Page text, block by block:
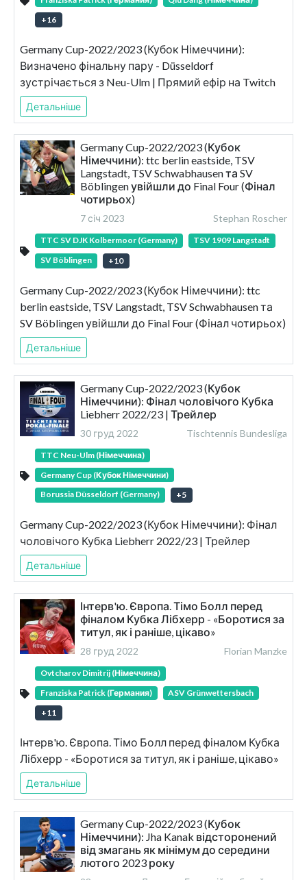
+16
Germany Cup-2022/2023 (Кубок Німеччини):
Визначено фінальну пару - Düsseldorf
зустрічається з Neu-Ulm | Прямий ефір на Twitch
Детальніше
Germany Cup-2022/2023 (Кубок
Німеччини): ttc berlin eastside, TSV
Langstadt, TSV Schwabhausen та SV
Böblingen увійшли до Final Four (Фінал
чотирьох)
7 січ 2023 Stephan Roscher
TTC SV DJK Kolbermoor (Germany)
TSV 1909 Langstadt
SV Böblingen
+10
Germany Cup-2022/2023 (Кубок Німеччини): ttc
berlin eastside, TSV Langstadt, TSV Schwabhausen та
SV Böblingen увійшли до Final Four (Фінал чотирьох)
Детальніше
Germany Cup-2022/2023 (Кубок
Німеччини): Фінал чоловічого Кубка
Liebherr 2022/23 | Трейлер
30 груд 2022 Tischtennis Bundesliga
TTC Neu-Ulm (Німеччина)
Germany Cup (Кубок Німеччини)
Borussia Düsseldorf (Germany)
+5
Germany Cup-2022/2023 (Кубок Німеччини): Фінал
чоловічого Кубка Liebherr 2022/23 | Трейлер
Детальніше
Інтерв'ю. Європа. Тімо Болл перед
фіналом Кубка Лібхерр - «Боротися за
титул, як і раніше, цікаво»
28 груд 2022 Florian Manzke
Ovtcharov Dimitrij (Німеччина)
Franziska Patrick (Германия)
ASV Grünwettersbach
+11
Інтерв'ю. Європа. Тімо Болл перед фіналом Кубка
Лібхерр - «Боротися за титул, як і раніше, цікаво»
Детальніше
Germany Cup-2022/2023 (Кубок
Німеччини): Jha Kanak відсторонений
від змагань як мінімум до середини
лютого 2023 року